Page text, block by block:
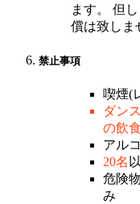
ます。 但
償は致しま
禁止事項
喫煙(
ダン
の飲
アル
20名
危険
み